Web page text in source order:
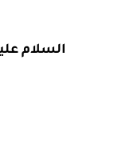
السلام